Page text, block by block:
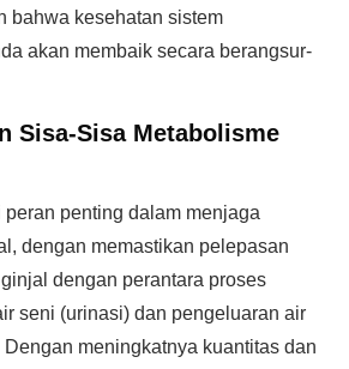
bahwa kesehatan sistem
akan membaik secara berangsur-
Sisa-Sisa Metabolisme
peran penting dalam menjaga
dengan memastikan pelepasan
dengan perantara proses
seni (urinasi) dan pengeluaran air
meningkatnya kuantitas dan